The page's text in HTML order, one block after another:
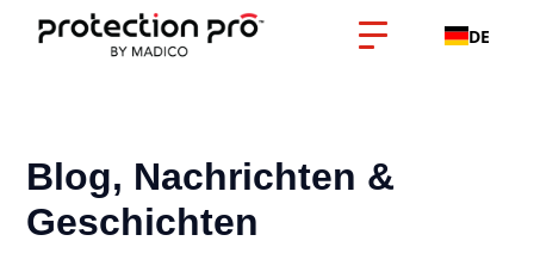
DE
Blog, Nachrichten &
Geschichten